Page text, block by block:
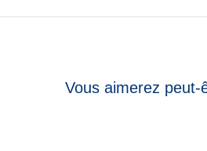
Vous aimerez peut-